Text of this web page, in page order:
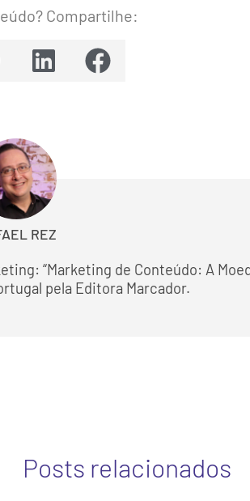
Compartilhe:
REZ
“Marketing de Conteúdo: A
pela Editora Marcador.
Posts relacionados